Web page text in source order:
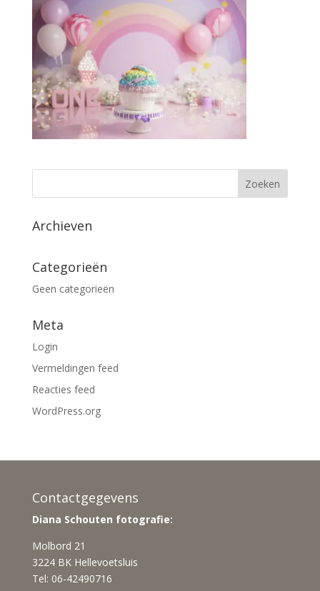
Archieven
Categorieën
Geen categorieën
Meta
Login
Vermeldingen feed
Reacties feed
WordPress.org
Contactgegevens
Diana Schouten fotografie:
Molbord 21
3224 BK Hellevoetsluis
Tel: 06-42490716